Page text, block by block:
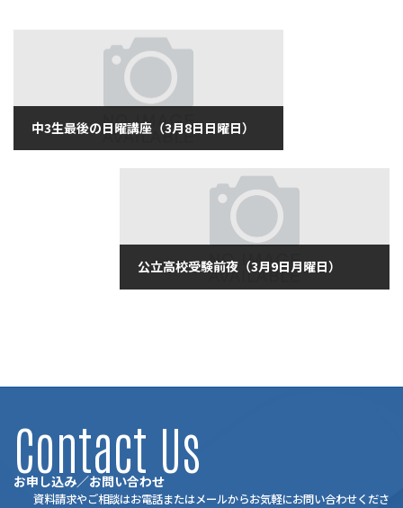
中3生最後の日曜講座（3月8日日曜日）
公立高校受験前夜（3月9日月曜日）
お申し込み／お問い合わせ
Contact Us
資料請求やご相談はお電話またはメールからお気軽にお問い合わせくださ